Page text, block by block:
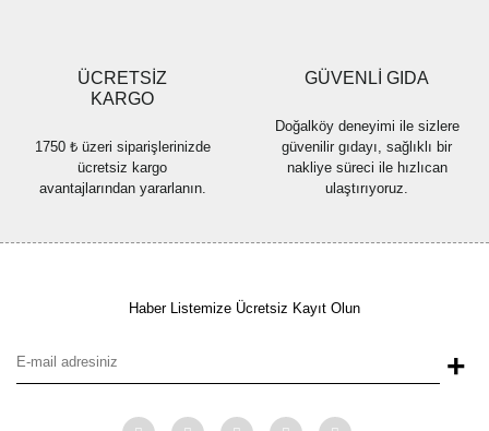
ÜCRETSİZ
KARGO
1750 ₺ üzeri siparişlerinizde
ücretsiz kargo
avantajlarından yararlanın.
GÜVENLİ GIDA
Doğalköy deneyimi ile sizlere
güvenilir gıdayı, sağlıklı bir
nakliye süreci ile hızlıcan
ulaştırıyoruz.
Haber Listemize Ücretsiz Kayıt Olun
+